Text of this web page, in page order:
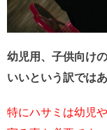
幼児用、子供向け
いいという訳では
特にハサミは幼児